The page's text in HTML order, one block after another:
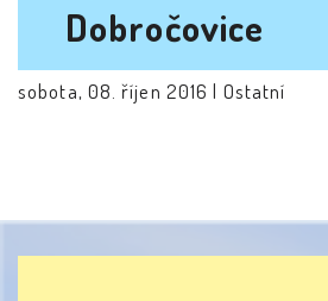
Dobročovice
sobota, 08. říjen 2016 | Ostatní